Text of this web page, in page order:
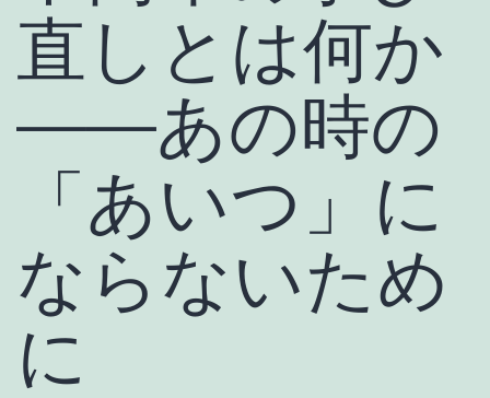
直しとは何か
――あの時の
「あいつ」に
ならないため
に